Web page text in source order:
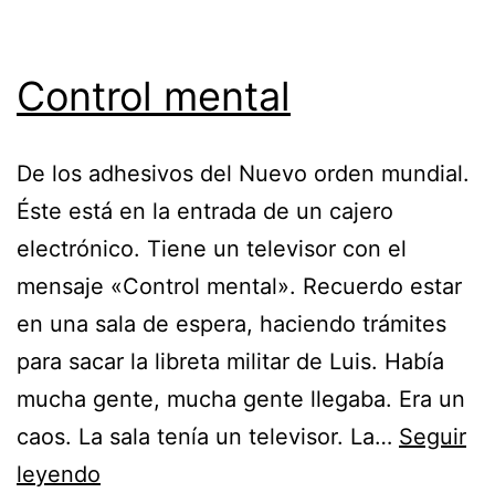
Control mental
De los adhesivos del Nuevo orden mundial.
Éste está en la entrada de un cajero
electrónico. Tiene un televisor con el
mensaje «Control mental». Recuerdo estar
en una sala de espera, haciendo trámites
para sacar la libreta militar de Luis. Había
mucha gente, mucha gente llegaba. Era un
caos. La sala tenía un televisor. La… Seguir
leyendo